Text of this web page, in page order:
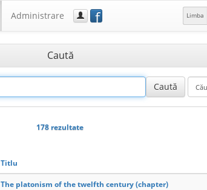
Administrare f Limba
Caută
178 rezultate
Titlu
The platonism of the twelfth century (chapter)